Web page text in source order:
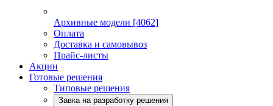
Архивные модели [4062]
Оплата
Доставка и самовывоз
Прайс-листы
Акции
Готовые решения
Типовые решения
Завка на разработку решения